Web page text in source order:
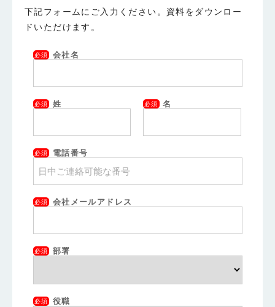
下記フォームにご入力ください。資料をダウンロー
ドいただけます。
必須 会社名
必須 姓 必須 名
必須 電話番号
必須 会社メールアドレス
必須 部署
必須 役職